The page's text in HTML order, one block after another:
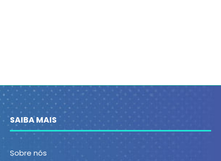
SAIBA MAIS
Sobre nós